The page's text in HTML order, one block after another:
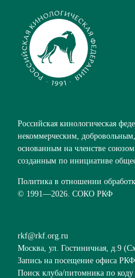
Российская кинологическая
некоммерческим,
основанным на членстве
созданным по инициативе
Политика в отношении
© 1991—2026. СОКО РКФ
rkf@rkf.org.ru
Москва, ул. Гостиничная, д.9 (
Запись на посещение офиса
Поиск клуба/питомника по коду